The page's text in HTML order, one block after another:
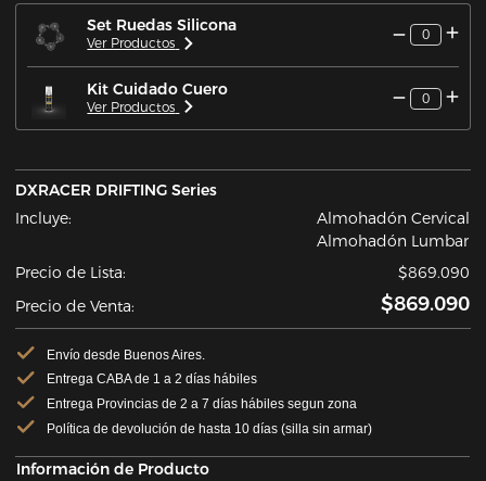
Set Ruedas Silicona
Ver Productos
0
Kit Cuidado Cuero
Ver Productos
0
DXRACER DRIFTING Series
Incluye:
Almohadón Cervical
Almohadón Lumbar
Precio de Lista:
$869.090
Precio de Venta:
$869.090
Envío desde Buenos Aires.
Entrega CABA de 1 a 2 días hábiles
Entrega Provincias de 2 a 7 días hábiles segun zona
Política de devolución de hasta 10 días (silla sin armar)
Información de Producto